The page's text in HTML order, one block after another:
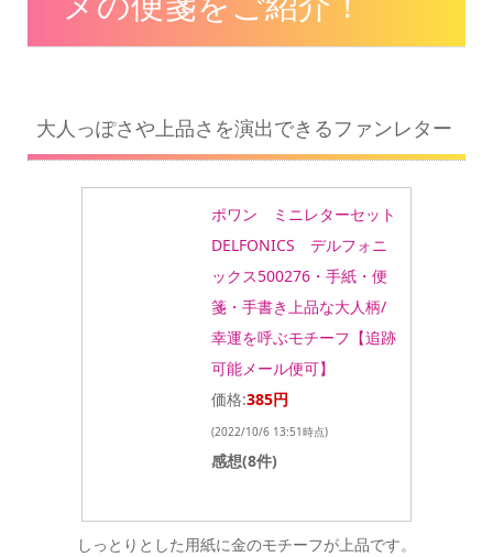
大人っぽさや上品さを演出できるファンレター
ポワン ミニレターセット
DELFONICS デルフォニ
ックス500276・手紙・便
箋・手書き上品な大人柄/
幸運を呼ぶモチーフ【追跡
可能メール便可】
価格:385円
(2022/10/6 13:51時点)
感想(8件)
しっとりとした用紙に金のモチーフが上品です。